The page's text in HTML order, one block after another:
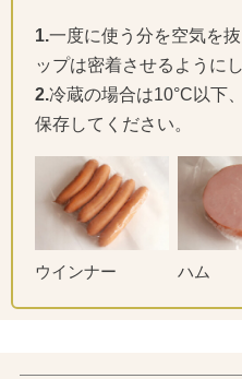
1.一度に使う分を空気を
ップは密着させるように
2.冷蔵の場合は10°C以下
保存してください。
ウインナー ハム